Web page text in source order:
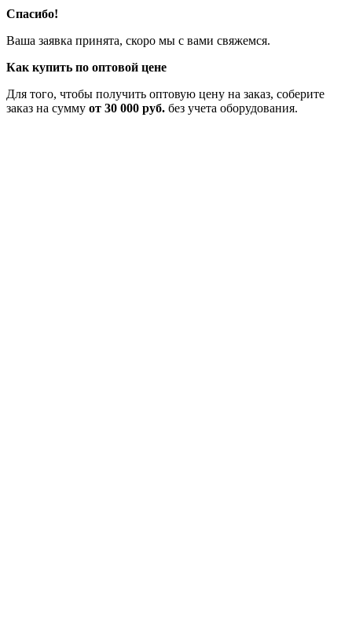
Спасибо!
Ваша заявка принята, скоро мы с вами свяжемся.
Как купить по оптовой цене
Для того, чтобы получить оптовую цену на заказ, соберите
заказ на сумму от 30 000 руб. без учета оборудования.